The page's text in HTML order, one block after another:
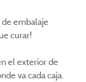
de embalaje
curar!
el exterior de
va cada caja.